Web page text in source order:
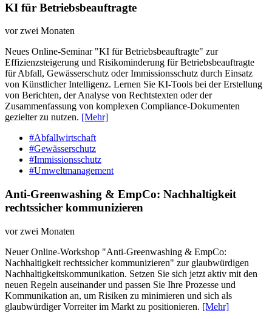
KI für Betriebsbeauftragte
vor zwei Monaten
Neues Online-Seminar "KI für Betriebsbeauftragte" zur
Effizienzsteigerung und Risikominderung für Betriebsbeauftragte
für Abfall, Gewässerschutz oder Immissionsschutz durch Einsatz
von Künstlicher Intelligenz. Lernen Sie KI-Tools bei der Erstellung
von Berichten, der Analyse von Rechtstexten oder der
Zusammenfassung von komplexen Compliance-Dokumenten
gezielter zu nutzen. [Mehr]
#Abfallwirtschaft
#Gewässerschutz
#Immissionsschutz
#Umweltmanagement
Anti-Greenwashing & EmpCo: Nachhaltigkeit
rechtssicher kommunizieren
vor zwei Monaten
Neuer Online-Workshop "Anti-Greenwashing & EmpCo:
Nachhaltigkeit rechtssicher kommunizieren" zur glaubwürdigen
Nachhaltigkeitskommunikation. Setzen Sie sich jetzt aktiv mit den
neuen Regeln auseinander und passen Sie Ihre Prozesse und
Kommunikation an, um Risiken zu minimieren und sich als
glaubwürdiger Vorreiter im Markt zu positionieren. [Mehr]